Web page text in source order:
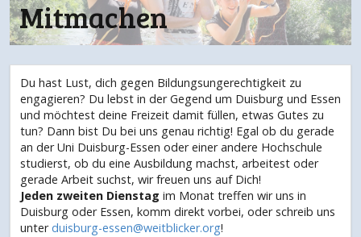
Mitmachen
Du hast Lust, dich gegen Bildungsungerechtigkeit zu
engagieren? Du lebst in der Gegend um Duisburg und Essen
und möchtest deine Freizeit damit füllen, etwas Gutes zu
tun? Dann bist Du bei uns genau richtig! Egal ob du gerade
an der Uni Duisburg-Essen oder einer andere Hochschule
studierst, ob du eine Ausbildung machst, arbeitest oder
gerade Arbeit suchst, wir freuen uns auf Dich!
Jeden zweiten Dienstag im Monat treffen wir uns in
Duisburg oder Essen, komm direkt vorbei, oder schreib uns
unter duisburg-essen@weitblicker.org!